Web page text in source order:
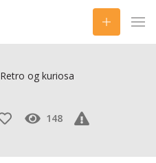
Retro og kuriosa
148